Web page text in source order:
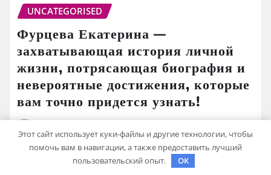
UNCATEGORISED
Фурцева Екатерина —
захватывающая история личной
жизни, потрясающая биография и
невероятные достижения, которые
вам точно придется узнать!
Этот сайт использует куки-файлы и другие технологии, чтобы
помочь вам в навигации, а также предоставить лучший
пользовательский опыт.
OK